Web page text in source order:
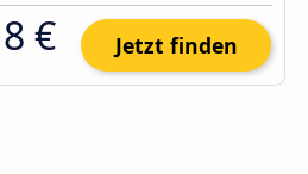
€ Jetzt finden